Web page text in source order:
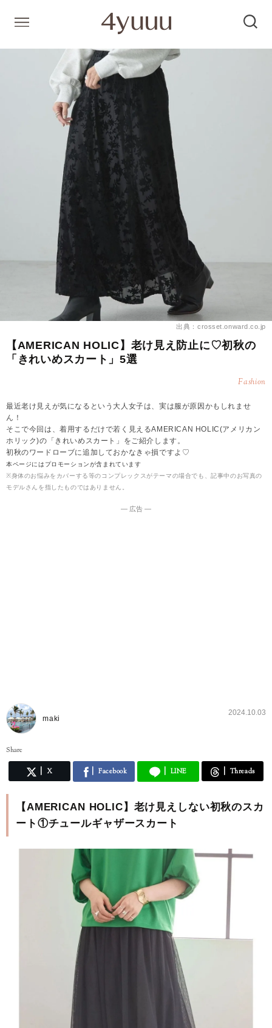
出典：crosset.onward.co.jp
【AMERICAN HOLIC】老け見え防止に♡初秋の
「きれいめスカート」5選
Fashion
最近老け見えが気になるという大人女子は、実は服が原因かもしれませ
ん！
そこで今回は、着用するだけで若く見えるAMERICAN HOLIC(アメリカン
ホリック)の「きれいめスカート」をご紹介します。
初秋のワードローブに追加しておかなきゃ損ですよ♡
本ページにはプロモーションが含まれています
※身体のお悩みをカバーする等のコンプレックスがテーマの場合でも、記事中のお写真の
モデルさんを指したものではありません。
― 広告 ―
maki
2024.10.03
Share
X Facebook LINE Threads
【AMERICAN HOLIC】老け見えしない初秋のスカ
ート①チュールギャザースカート